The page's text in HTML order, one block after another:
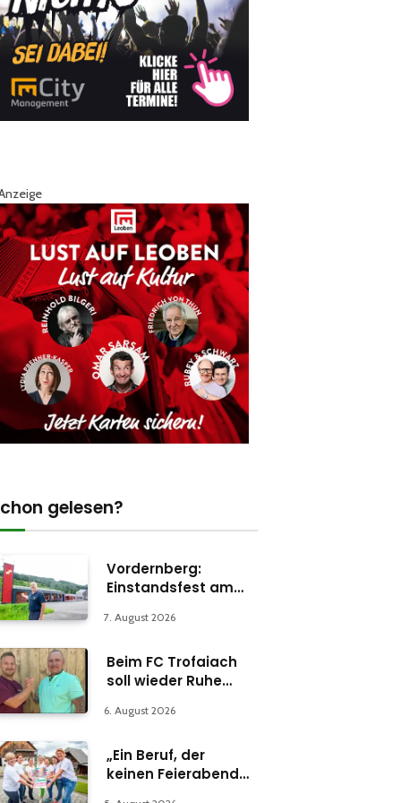
gelesen?
Vordernberg:
Einstandsfest am
7. August 2026
Beim FC Trofaiach
soll wieder Ruhe
6. August 2026
„Ein Beruf, der
keinen Feierabend